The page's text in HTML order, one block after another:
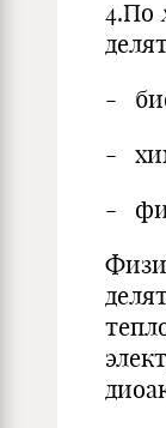
4.По
-
-
-